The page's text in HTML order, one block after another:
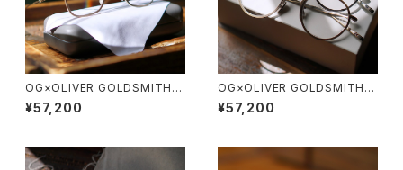
OG×OLIVER GOLDSMITH /
オージーバイオリバーゴールド
スミス OLIVER Ⅲ -T 2026ss
¥57,200
OG×OLIVER GOLDSMITH /
オージーバイオリバーゴールド
スミス OLIVER Ⅱ -T 2026ss
¥57,200